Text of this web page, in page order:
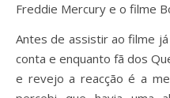
Freddie Mercury e o filme
Antes de assistir ao filme
conta e enquanto fã dos
e revejo a reacção é a